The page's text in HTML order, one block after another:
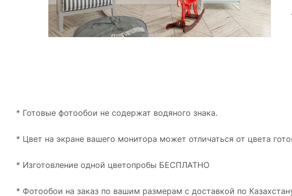
* Готовые фотообои не содержат водяного знака.
* Цвет на экране вашего монитора может отличаться от цвета
* Изготовление одной цветопробы БЕСПЛАТНО
* Фотообои на заказ по вашим размерам с доставкой по